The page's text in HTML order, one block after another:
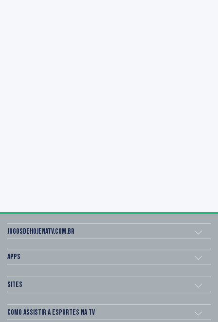
Jogosdehojenatv.com.br
Apps
Sites
Como assistir a esportes na TV